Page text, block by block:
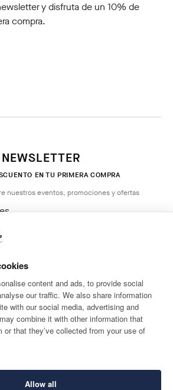
content and ads, to provide social
our traffic. We also share information
with our social media, advertising and
combine it with other information that
or that they’ve collected from your use of
Allow all
y disfruta de un 10% de
compra.
EN TU PRIMERA COMPRA
nuestros eventos, promociones y ofertas
IDIOMA
español